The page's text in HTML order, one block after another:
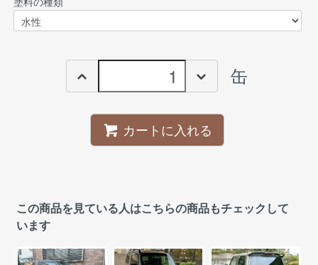
缶
カートに入れる
この商品を見ている人はこちらの商品もチェックして
います